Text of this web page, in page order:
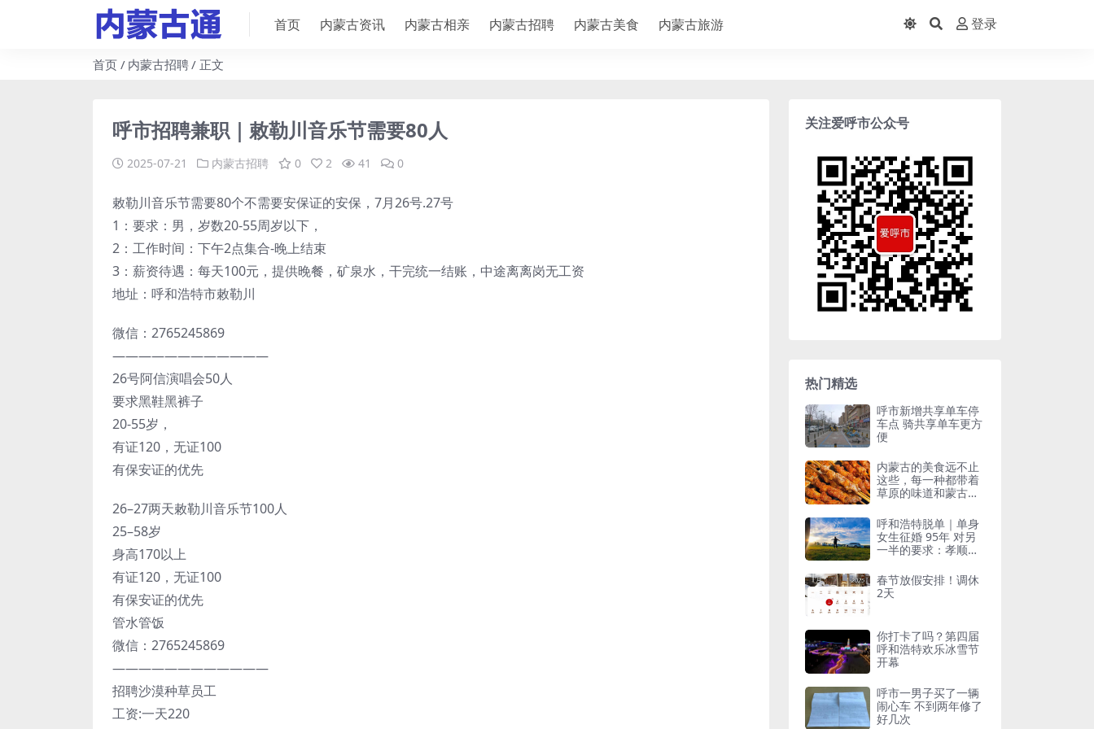
首页 内蒙古资讯 内蒙古相亲 内蒙古招聘 内蒙古美食 内蒙古旅游 登录
首页 内蒙古招聘 正文
呼市招聘兼职｜敕勒川音乐节需要80人
2025-07-21 内蒙古招聘 0 2 41 0
敕勒川音乐节需要80个不需要安保证的安保，7月26号.27号
1：要求：男，岁数20-55周岁以下，
2：工作时间：下午2点集合-晚上结束
3：薪资待遇：每天100元，提供晚餐，矿泉水，干完统一结账，中途离离岗无工资
地址：呼和浩特市敕勒川
微信：2765245869
————————————
26号阿信演唱会50人
要求黑鞋黑裤子
20-55岁，
有证120，无证100
有保安证的优先
26–27两天敕勒川音乐节100人
25–58岁
身高170以上
有证120，无证100
有保安证的优先
管水管饭
微信：2765245869
————————————
招聘沙漠种草员工
工资:一天220
关注爱呼市公众号
热门精选
呼市新增共享单车停
车点 骑共享单车更方
便
内蒙古的美食远不止
这些，每一种都带着
草原的味道和蒙古族
呼和浩特脱单｜单身
女生征婚 95年 对另
一半的要求：孝顺父
人，三观正直，收入
可观
春节放假安排！调休
2天
你打卡了吗？第四届
呼和浩特欢乐冰雪节
开幕
呼市一男子买了一辆
闹心车 不到两年修了
好几次